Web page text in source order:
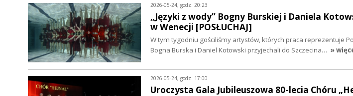
2026-05-24, godz. 20:23
„Języki z wody” Bogny Burskiej i Daniela
w Wenecji [POSŁUCHAJ]
W tym tygodniu gościliśmy artystów, których praca reprezentuje
Bogna Burska i Daniel Kotowski przyjechali do Szczecina… »
2026-05-24, godz. 17:00
Uroczysta Gala Jubileuszowa 80-lecia Chóru